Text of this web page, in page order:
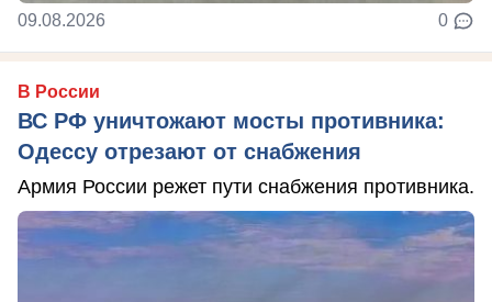
09.08.2026 0
В России
ВС РФ уничтожают мосты противника:
Одессу отрезают от снабжения
Армия России режет пути снабжения противника.